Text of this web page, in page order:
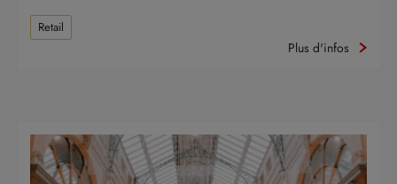
Retail
Plus d'infos